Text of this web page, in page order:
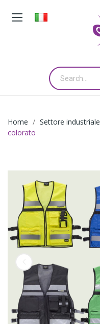
Home Settore industriale
colorato